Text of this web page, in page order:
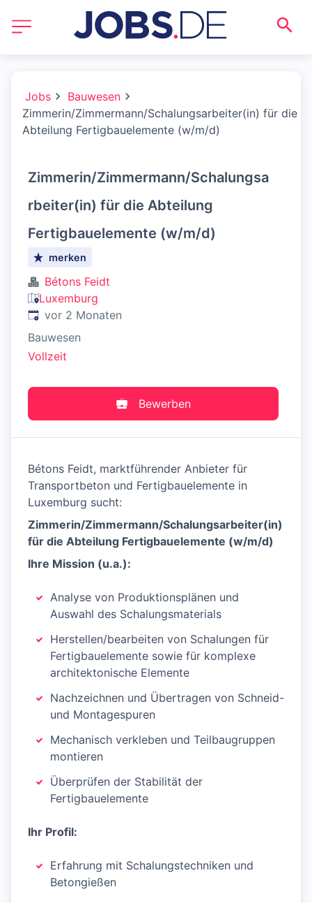
Jobs
Bauwesen
Zimmerin/Zimmermann/Schalungsarbeiter(in) für die
Abteilung Fertigbauelemente (w/m/d)
Zimmerin/Zimmermann/Schalungsa
rbeiter(in) für die Abteilung
Fertigbauelemente (w/m/d)
merken
Bétons Feidt
Luxemburg
Veröffentlicht:
vor 2 Monaten
Bauwesen
Vollzeit
Bewerben
Bétons Feidt, marktführender Anbieter für
Transportbeton und Fertigbauelemente in
Luxemburg sucht:
Zimmerin/Zimmermann/Schalungsarbeiter(in)
für die Abteilung Fertigbauelemente (w/m/d)
Ihre Mission (u.a.):
Analyse von Produktionsplänen und
Auswahl des Schalungsmaterials
Herstellen/bearbeiten von Schalungen für
Fertigbauelemente sowie für komplexe
architektonische Elemente
Nachzeichnen und Übertragen von Schneid-
und Montagespuren
Mechanisch verkleben und Teilbaugruppen
montieren
Überprüfen der Stabilität der
Fertigbauelemente
Ihr Profil:
Erfahrung mit Schalungstechniken und
Betongießen